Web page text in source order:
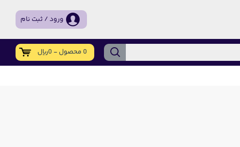
ورود / ثبت نام
0 محصول - 0ریال